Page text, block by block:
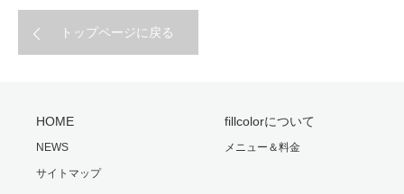
トップページに戻る
HOME
NEWS
サイトマップ
fillcolorについて
メニュー＆料金